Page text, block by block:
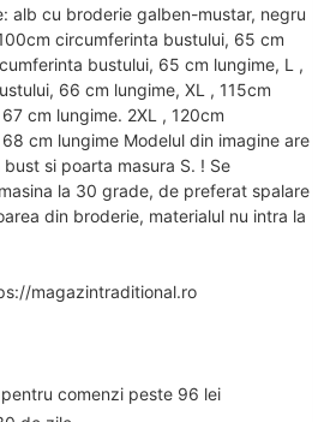
alb cu broderie galben-mustar, negru
circumferinta bustului, 65 cm
bustului, 65 cm lungime, L ,
66 cm lungime, XL , 115cm
cm lungime. 2XL , 120cm
cm lungime Modelul din imagine are
si poarta masura S. ! Se
la 30 grade, de preferat spalare
din broderie, materialul nu intra la
magazintraditional.ro
comenzi peste 96 lei